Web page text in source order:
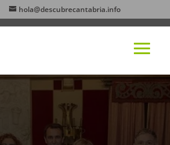
hola@descubrecantabria.info